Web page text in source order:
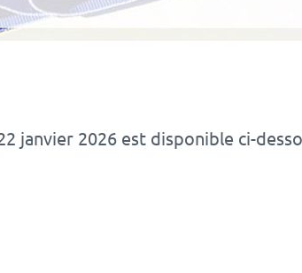
janvier 2026 est disponible ci-